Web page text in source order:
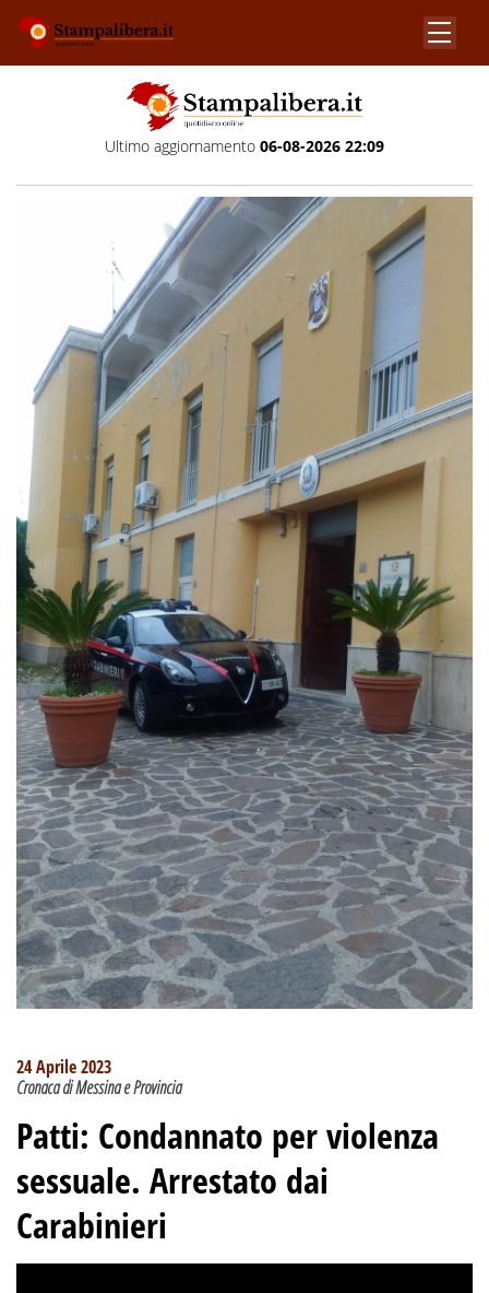
Ultimo aggiornamento 06-08-2026 22:09
24 Aprile 2023
Cronaca di Messina e Provincia
Patti: Condannato per violenza
sessuale. Arrestato dai
Carabinieri